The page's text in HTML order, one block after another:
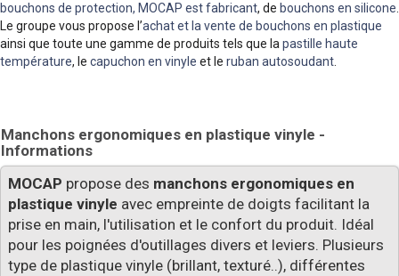
bouchons de protection, MOCAP est fabricant, de bouchons en silicone.
Le groupe vous propose l’achat et la vente de bouchons en plastique
ainsi que toute une gamme de produits tels que lapastille haute
température, le capuchon en vinyle et le ruban autosoudant.
Manchons ergonomiques en plastique vinyle -
Informations
MOCAP propose des manchons ergonomiques en
plastique vinyle avec empreinte de doigts facilitant la
prise en main, l'utilisation et le confort du produit. Idéal
pour les poignées d'outillages divers et leviers. Plusieurs
type de plastique vinyle (brillant, texturé..), différentes